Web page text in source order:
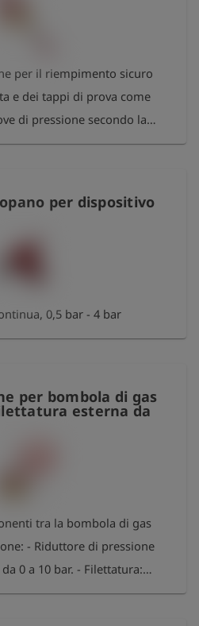
per il riempimento sicuro
e dei tappi di prova come
di pressione secondo la
di controllo - Valvola
per l'aria compressa sul
per dispositivo
0,5 bar - 4 bar
per bombola di gas
esterna da
tra la bombola di gas
- Riduttore di pressione
0 a 10 bar. - Filettatura:
di collegamento da 5 metri -